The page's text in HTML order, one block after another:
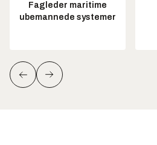
Fagleder maritime
ubemannede systemer